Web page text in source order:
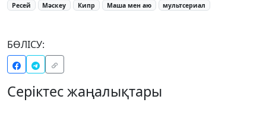
Ресей Мәскеу Кипр Маша мен аю мультсериал
БӨЛІСУ:
Серіктес жаңалықтары